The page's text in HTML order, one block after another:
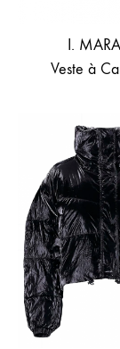
I.
Veste à